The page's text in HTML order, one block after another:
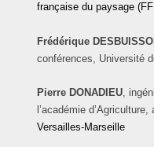
française du paysage
Frédérique
conférences, Université
Pierre DONADIEU,
l’académie
Versailles-Marseille